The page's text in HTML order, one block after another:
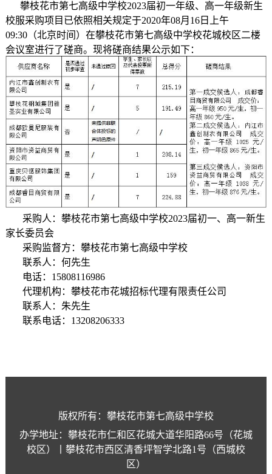
攀枝花市第七高级中学校2023届初一年级、高一年级新生
校服采购项目已依照相关规定于2020年08月16日上午
09:30（北京时间）在攀枝花市第七高级中学校花城校区二楼
会议室进行了磋商。现将磋商结果公示如下：
采购人：攀枝花市第七高级中学校2023届初一、高一新生
家长委员会
采购监督方：攀枝花市第七高级中学校
联系人：何先生
电话：15808116986
代理机构：攀枝花市花城招标代理有限责任公司
联系人：朱先生
联系电话：13208206333
版权所有：攀枝花市第七高级中学校
办学地址：攀枝花市仁和区花城大道华阳路66号（花城
校区）丨攀枝花市西区清香坪智学北路1号（西城校
区）